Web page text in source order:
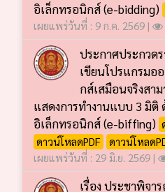
อิเล็กทรอนิกส์ (e-bidding)
เผยแพร่วันที่ : 9 ก.ค. 2569 |
ประกาศประกวด
เขียนโปรแกรมอ
กส์เสมือนจริงสา
แสดงการทำงานแบบ 3 มิติ
อิเล็กทรอนิกส์ (e-biffing)
ดาวน์โหลดPDF
ดาวน์โหลด
เผยแพร่วันที่ : 29 มิ.ย. 2569 |
เรื่อง ประชาพิจา